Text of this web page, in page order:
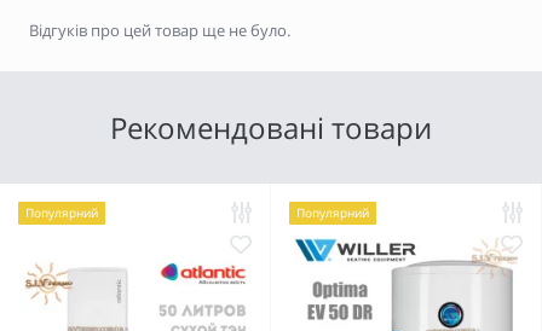
Відгуків про цей товар ще не було.
Рекомендовані товари
Популярний Популярний